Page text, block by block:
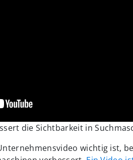
die Sichtbarkeit in
wichtig ist,